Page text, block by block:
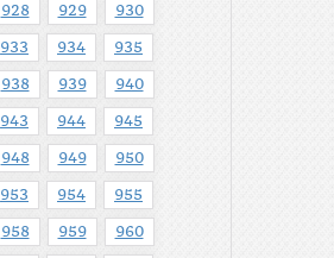
928 929 930
933 934 935
938 939 940
943 944 945
948 949 950
953 954 955
958 959 960